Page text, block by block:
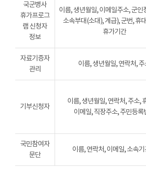
국군병사
휴가프로그
램 신청자
정보
이름, 생년월일, 이메일주소, 군인
소속부대(소대), 계급), 군번, 휴
휴가기간
자료기증자
관리
이름, 생년월일, 연락처, 주
기부신청자
이름, 생년월일, 연락처, 주소,
이메일, 직장주소, 주민등록
국민참여자
문단
이름, 연락처, 이메일, 소속기